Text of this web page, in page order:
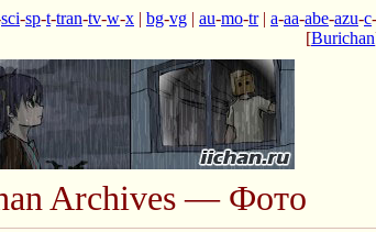
sci-sp-t-tran-tv-w-x | bg-vg | au-mo-tr| a-aa-abe-azu-c-
[Burichan
Archives — Фото